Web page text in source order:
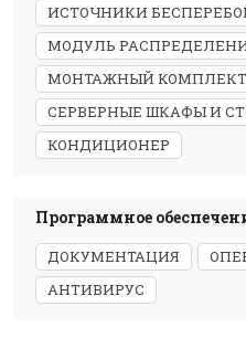
ИСТОЧНИКИ
МОДУЛЬ
МОНТАЖНЫЙ КОМПЛЕКТ
СЕРВЕРНЫЕ ШКАФЫ И
КОНДИЦИОНЕР
Программное
ДОКУМЕНТАЦИЯ
АНТИВИРУС